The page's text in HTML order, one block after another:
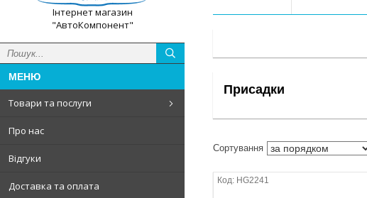
Інтернет магазин
"АвтоКомпонент"
Товари та послуги
Про нас
Відгуки
Доставка та оплата
Присадки
HG2241